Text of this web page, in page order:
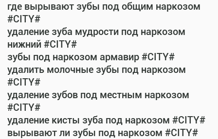
где вырывают зубы под общим наркозом
#CITY#
удаление зуба мудрости под наркозом
нижний #CITY#
зубы под наркозом армавир #CITY#
удалить молочные зубы под наркозом
#CITY#
удаление зубов под местным наркозом
#CITY#
удаление кисты зуба под наркозом #CITY#
вырывают ли зубы под наркозом #CITY#